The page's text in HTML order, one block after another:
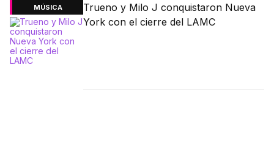
MÚSICA
Trueno y Milo J conquistaron Nueva
York con el cierre del LAMC